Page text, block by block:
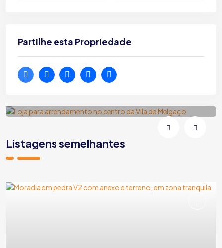
Partilhe esta Propriedade
Loja para arrendamento no centro da
Vila de Melgaço
Listagens semelhantes